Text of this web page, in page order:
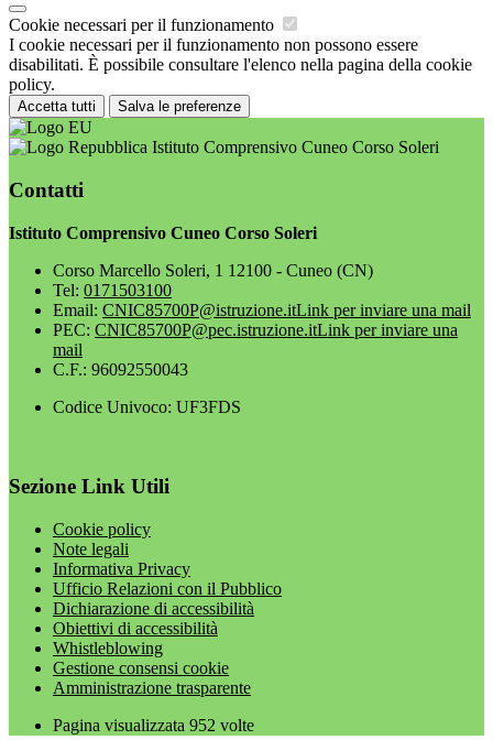
Cookie necessari per il funzionamento
I cookie necessari per il funzionamento non possono essere
disabilitati. È possibile consultare l'elenco nella pagina della cookie
policy.
Accetta tutti Salva le preferenze
Istituto Comprensivo Cuneo Corso Soleri
Contatti
Istituto Comprensivo Cuneo Corso Soleri
Corso Marcello Soleri, 1 12100 - Cuneo (CN)
Tel: 0171503100
Email: CNIC85700P@istruzione.itLink per inviare una mail
PEC: CNIC85700P@pec.istruzione.itLink per inviare una
mail
C.F.: 96092550043
Codice Univoco: UF3FDS
Sezione Link Utili
Cookie policy
Note legali
Informativa Privacy
Ufficio Relazioni con il Pubblico
Dichiarazione di accessibilità
Obiettivi di accessibilità
Whistleblowing
Gestione consensi cookie
Amministrazione trasparente
Pagina visualizzata 952 volte